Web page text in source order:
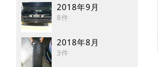
2018年9月
8件
2018年8月
3件